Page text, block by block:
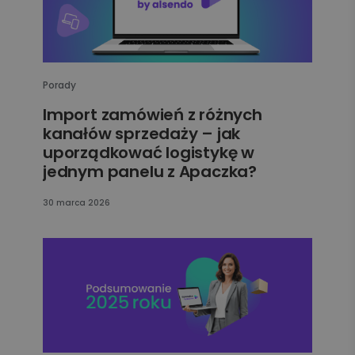
Porady
Import zamówień z różnych
kanałów sprzedaży – jak
uporządkować logistykę w
jednym panelu z Apaczka?
30 marca 2026